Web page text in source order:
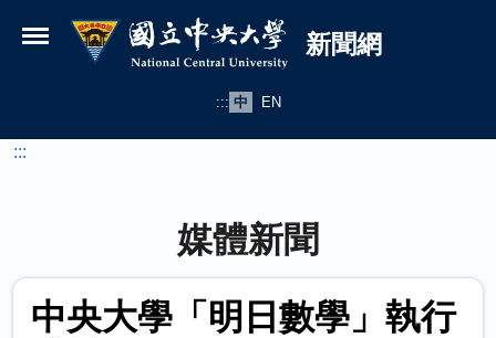
國立中央大學新聞網
新聞網
::: 中 EN
:::
媒體新聞
中央大學「明日數學」執行